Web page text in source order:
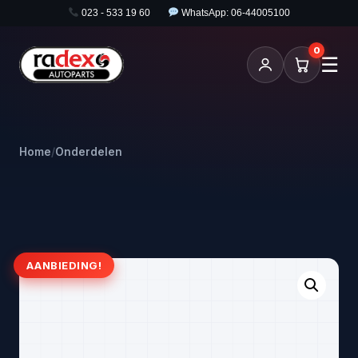
023 - 533 19 60 WhatsApp: 06-44005100
0
☰
Home/Onderdelen
AANBIEDING!